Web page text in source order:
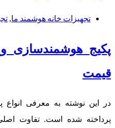
تجهیزات خانه هوشمند ما,
پکیج هوشمندسازی
قیمت
در این نوشته به معرفی انواع
پرداخته شده است. تفاوت